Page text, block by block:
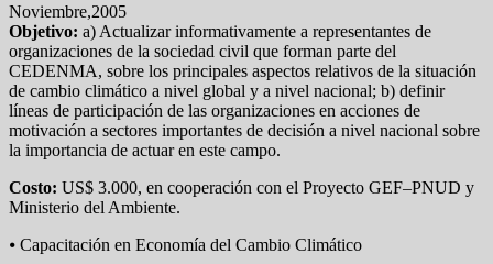
Noviembre,2005
Objetivo: a) Actualizar informativamente a representantes de
organizaciones de la sociedad civil que forman parte del
CEDENMA, sobre los principales aspectos relativos de la situación
de cambio climático a nivel global y a nivel nacional; b) definir
líneas de participación de las organizaciones en acciones de
motivación a sectores importantes de decisión a nivel nacional sobre
la importancia de actuar en este campo.
Costo: US$ 3.000, en cooperación con el Proyecto GEF–PNUD y
Ministerio del Ambiente.
⦁ Capacitación en Economía del Cambio Climático